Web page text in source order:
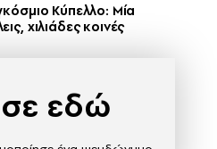
Kύπελλο: Μία
χιλιάδες κοινές
εδώ